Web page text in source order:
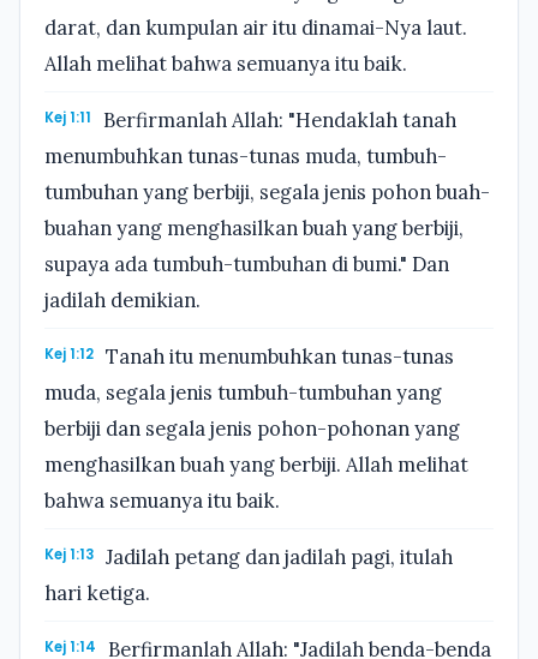
darat, dan kumpulan air itu dinamai-Nya laut.
Allah melihat bahwa semuanya itu baik.
Kej 1:11
Berfirmanlah Allah: "Hendaklah tanah
menumbuhkan tunas-tunas muda, tumbuh-
tumbuhan yang berbiji, segala jenis pohon buah-
buahan yang menghasilkan buah yang berbiji,
supaya ada tumbuh-tumbuhan di bumi." Dan
jadilah demikian.
Kej 1:12
Tanah itu menumbuhkan tunas-tunas
muda, segala jenis tumbuh-tumbuhan yang
berbiji dan segala jenis pohon-pohonan yang
menghasilkan buah yang berbiji. Allah melihat
bahwa semuanya itu baik.
Kej 1:13
Jadilah petang dan jadilah pagi, itulah
hari ketiga.
Kej 1:14
Berfirmanlah Allah: "Jadilah benda-benda